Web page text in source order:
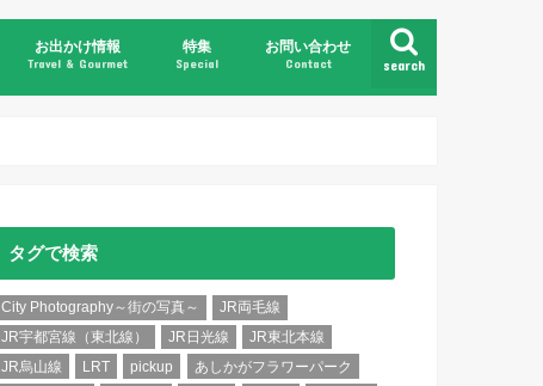
search
お出かけ情報
Travel & Gourmet
特集
Special
お問い合わせ
Contact
タグで検索
City Photography～街の写真～
JR両毛線
JR宇都宮線（東北線）
JR日光線
JR東北本線
JR烏山線
LRT pickup
あしかがフラワーパーク